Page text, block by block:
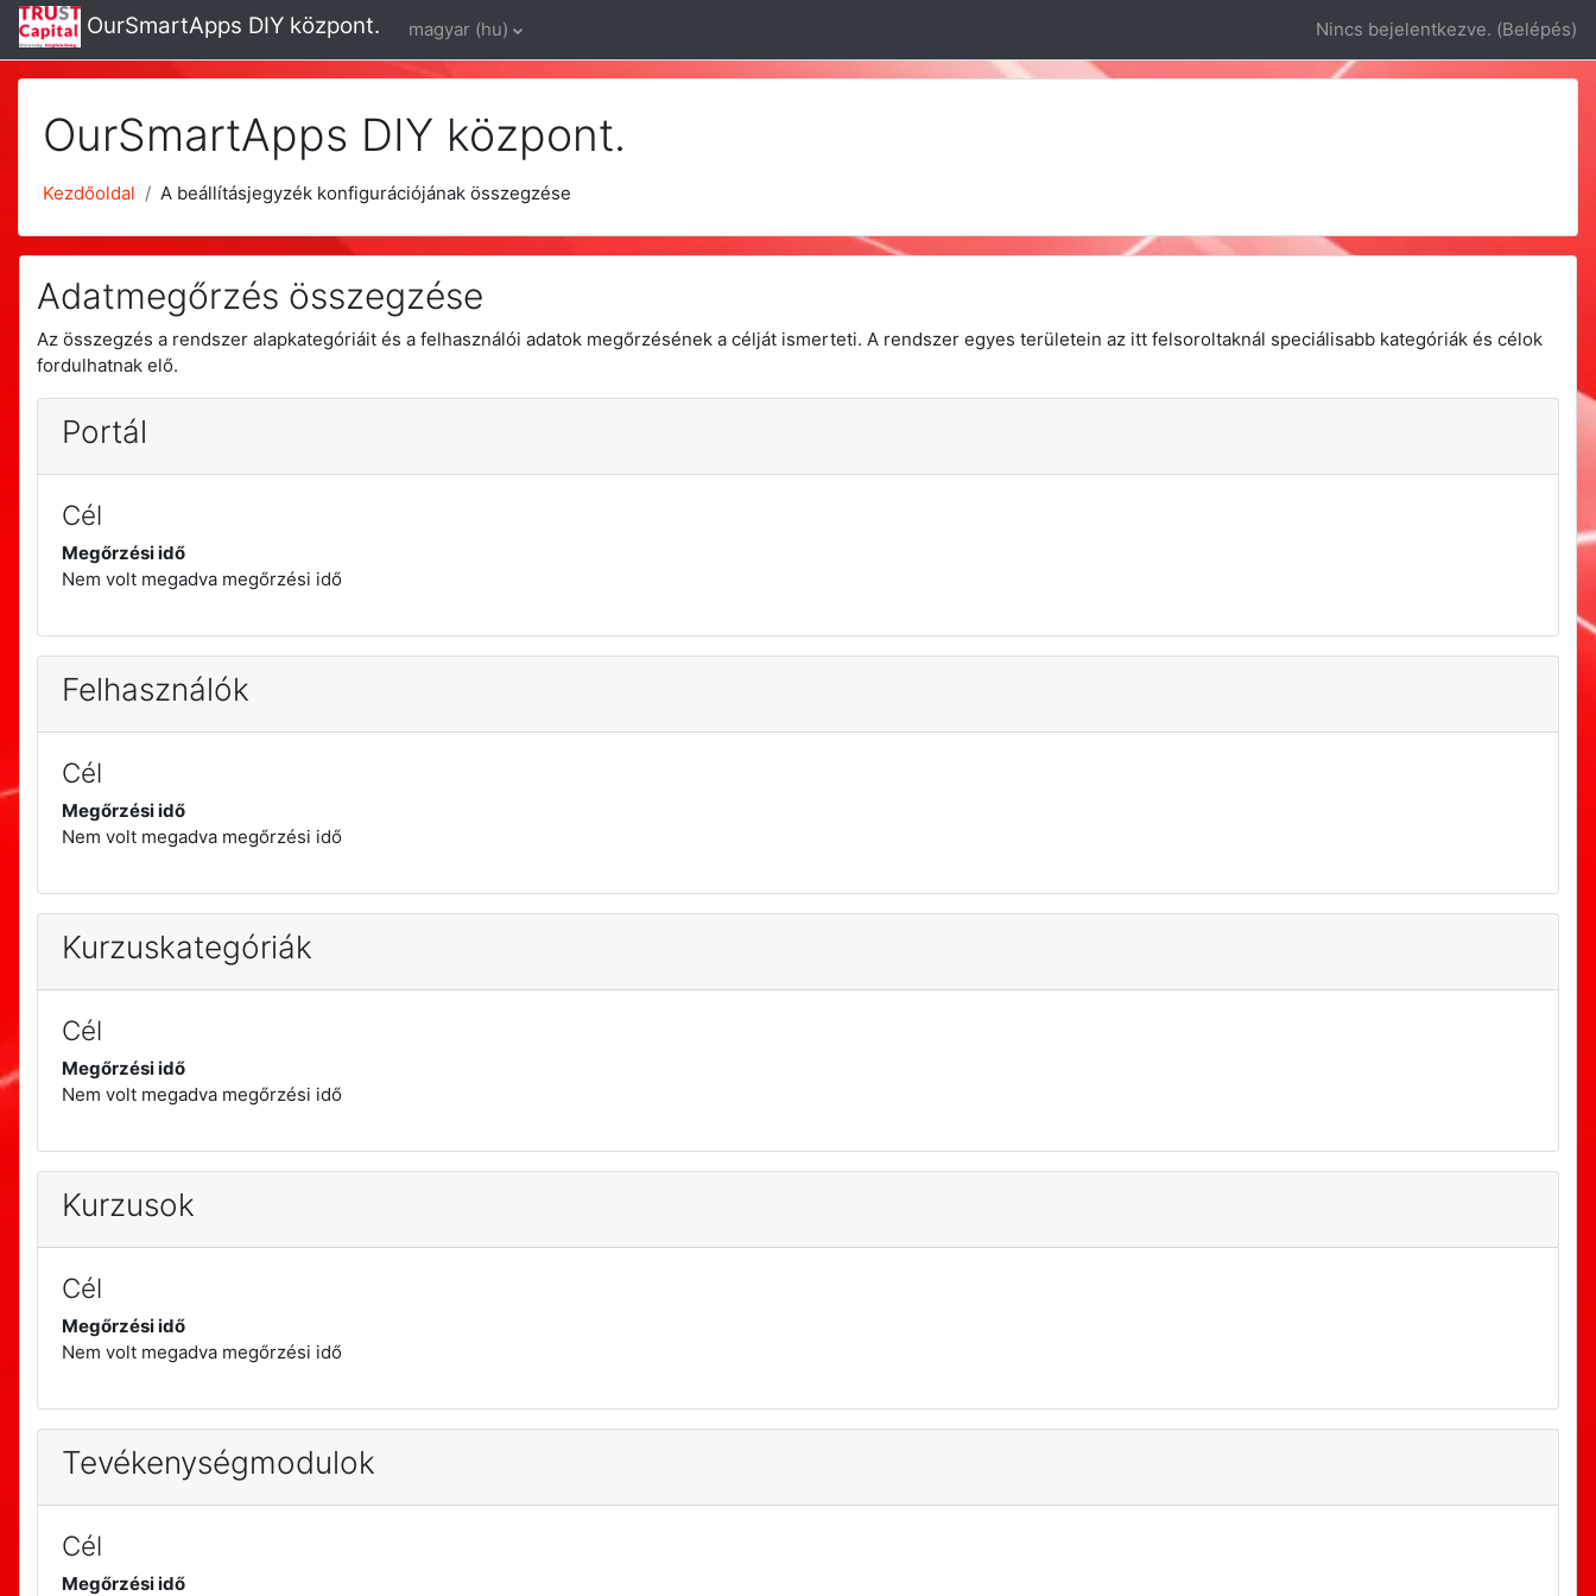
Tovább a fő tartalomhoz
OurSmartApps DIY központ. magyar ‎(hu)‎ Nincs bejelentkezve. (Belépés)
OurSmartApps DIY központ.
Kezdőoldal A beállításjegyzék konfigurációjának összegzése
Adatmegőrzés összegzése
Az összegzés a rendszer alapkategóriáit és a felhasználói adatok megőrzésének a célját ismerteti. A rendszer egyes területein az itt felsoroltaknál speciálisabb kategóriák és célok
fordulhatnak elő.
Portál
Cél
Megőrzési idő
Nem volt megadva megőrzési idő
Felhasználók
Cél
Megőrzési idő
Nem volt megadva megőrzési idő
Kurzuskategóriák
Cél
Megőrzési idő
Nem volt megadva megőrzési idő
Kurzusok
Cél
Megőrzési idő
Nem volt megadva megőrzési idő
Tevékenységmodulok
Cél
Megőrzési idő